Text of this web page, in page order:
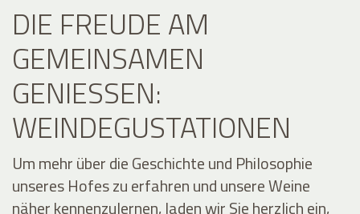
DIE FREUDE AM
GEMEINSAMEN
GENIESSEN: W
EINDEGUSTATIONEN
Um mehr über die Geschichte und Philosophie
unseres Hofes zu erfahren und unsere Weine
näher kennenzulernen, laden wir Sie herzlich ein,